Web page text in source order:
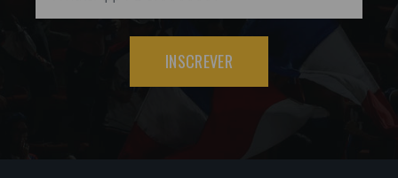
INSCREVER